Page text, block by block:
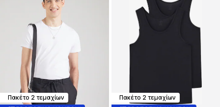
Πακέτο 2 τεμαχίων
Πακέτο 2 τεμαχίων